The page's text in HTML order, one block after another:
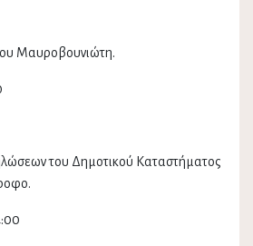
Μαυροβουνιώτη.
του Δημοτικού Καταστήματος